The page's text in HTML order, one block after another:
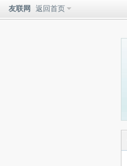
友联网 返回首页